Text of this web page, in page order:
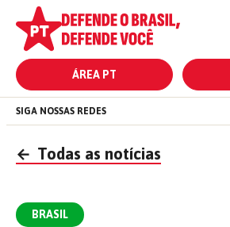
ÁREA PT
SIGA NOSSAS REDES
← Todas as notícias
BRASIL